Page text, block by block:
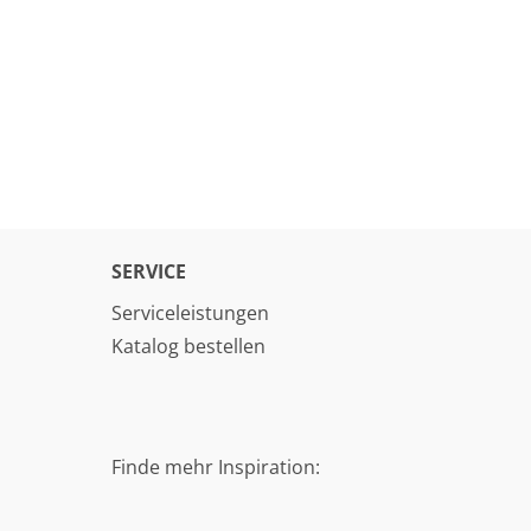
SERVICE
Serviceleistungen
Katalog bestellen
Finde mehr Inspiration: